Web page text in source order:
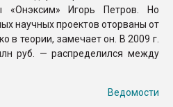
«Онэксим» Игорь Петров. Но
научных проектов оторваны от
в теории, замечает он. В 2009 г.
руб. — распределился между
Ведомости